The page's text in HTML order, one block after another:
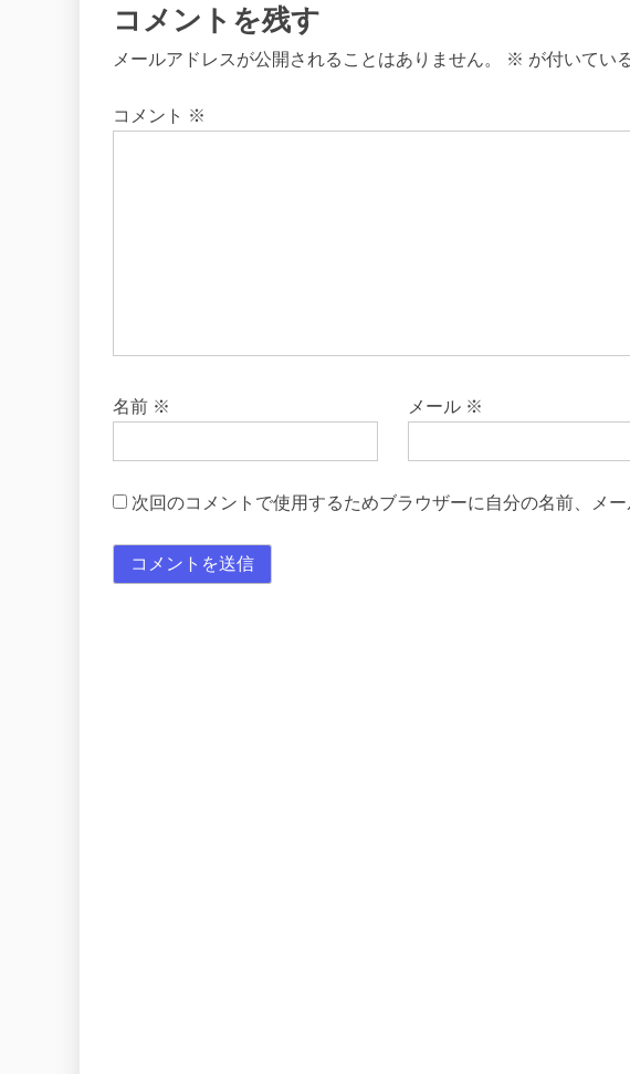
ョ
コメントを残す
メールアドレスが公開されることはありません。 ※ が付いてい
コメント ※
名前 ※ メール ※
次回のコメントで使用するためブラウザーに自分の名前、メー